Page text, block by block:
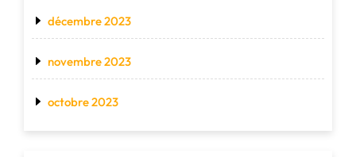
décembre 2023
novembre 2023
octobre 2023